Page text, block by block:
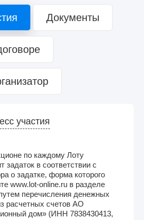
Документы
участия
по каждому Лоту
задаток в соответствии с
о задатке, форма которого
www.lot-online.ru в разделе
перечисления денежных
расчетных счетов АО
дом» (ИНН 7838430413,